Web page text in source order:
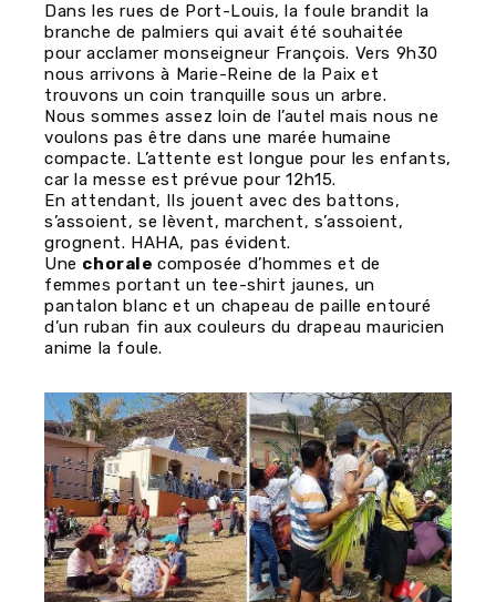
Dans les rues de Port-Louis, la foule brandit la
branche de palmiers qui avait été souhaitée
pour acclamer monseigneur François. Vers 9h30
nous arrivons à Marie-Reine de la Paix et
trouvons un coin tranquille sous un arbre.
Nous sommes assez loin de l’autel mais nous ne
voulons pas être dans une marée humaine
compacte. L’attente est longue pour les enfants,
car la messe est prévue pour 12h15.
En attendant, Ils jouent avec des battons,
s’assoient, se lèvent, marchent, s’assoient,
grognent. HAHA, pas évident.
Une choralecomposée d’hommes et de
femmes portant un tee-shirt jaunes, un
pantalon blanc et un chapeau de paille entouré
d’un ruban fin aux couleurs du drapeau mauricien
anime la foule.